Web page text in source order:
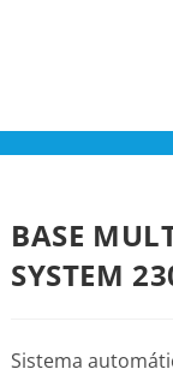
BASE
SYSTEM
Sistema